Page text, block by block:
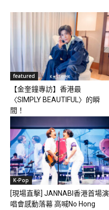
featured
【金奎鐘專訪】香港最
〈SIMPLY BEAUTIFUL〉的瞬
間！
K-Pop
[現場直擊] JANNABI香港首場演
唱會感動落幕 高喊No Hong